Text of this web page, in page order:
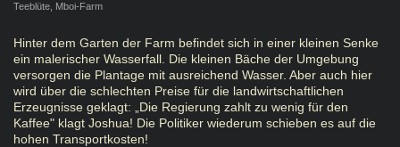
Teeblüte, Mboi-Farm
Hinter dem Garten der Farm befindet sich in einer kleinen Senke
ein malerischer Wasserfall. Die kleinen Bäche der Umgebung
versorgen die Plantage mit ausreichend Wasser. Aber auch hier
wird über die schlechten Preise für die landwirtschaftlichen
Erzeugnisse geklagt: „Die Regierung zahlt zu wenig für den
Kaffee" klagt Joshua! Die Politiker wiederum schieben es auf die
hohen Transportkosten!